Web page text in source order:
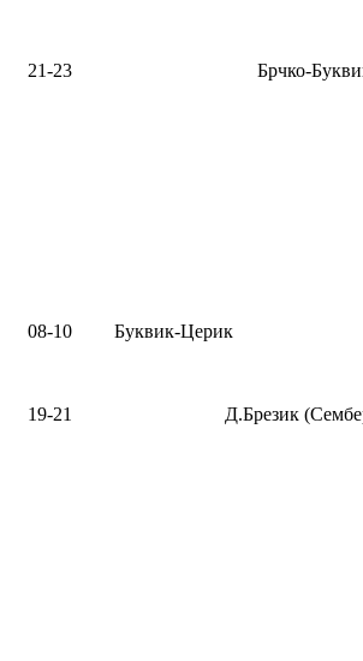
21-23 Брчко-
08-10 Буквик-Церик
19-21 Д.Брезик